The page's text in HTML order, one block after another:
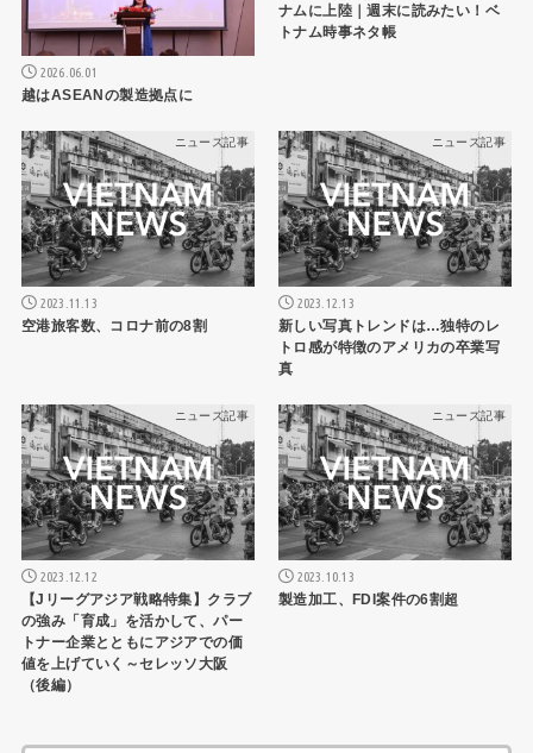
2026.06.01
越はASEANの製造拠点に
ナムに上陸｜週末に読みたい！ベ
トナム時事ネタ帳
ニュース記事
2023.11.13
空港旅客数、コロナ前の8割
ニュース記事
2023.12.13
新しい写真トレンドは…独特のレ
トロ感が特徴のアメリカの卒業写
真
ニュース記事
2023.12.12
【Jリーグアジア戦略特集】クラブ
の強み「育成」を活かして、パー
トナー企業とともにアジアでの価
値を上げていく～セレッソ大阪
（後編）
ニュース記事
2023.10.13
製造加工、FDI案件の6割超